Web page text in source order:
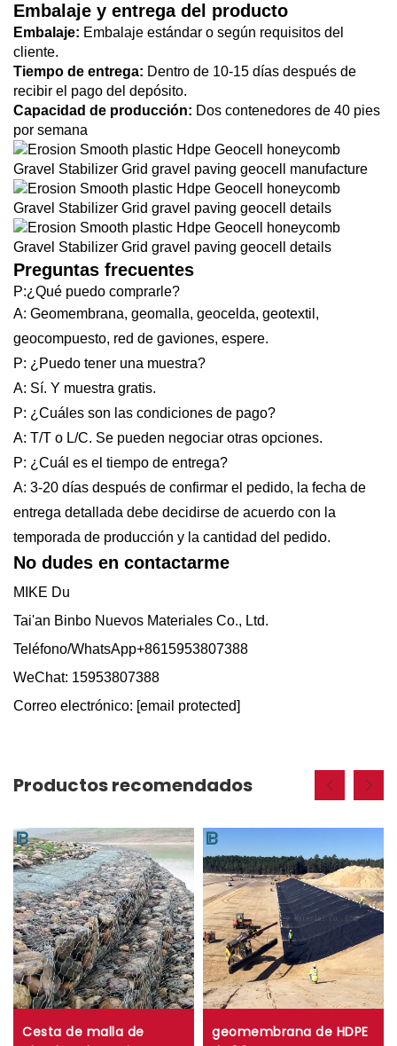
Embalaje y entrega del producto
Embalaje: Embalaje estándar o según requisitos del
cliente.
Tiempo de entrega: Dentro de 10-15 días después de
recibir el pago del depósito.
Capacidad de producción: Dos contenedores de 40 pies
por semana
Preguntas frecuentes
P:¿Qué puedo comprarle?
A: Geomembrana, geomalla, geocelda, geotextil,
geocompuesto, red de gaviones, espere.
P: ¿Puedo tener una muestra?
A: Sí. Y muestra gratis.
P: ¿Cuáles son las condiciones de pago?
A: T/T o L/C. Se pueden negociar otras opciones.
P: ¿Cuál es el tiempo de entrega?
A: 3-20 días después de confirmar el pedido, la fecha de
entrega detallada debe decidirse de acuerdo con la
temporada de producción y la cantidad del pedido.
No dudes en contactarme
MIKE Du
Tai'an Binbo Nuevos Materiales Co., Ltd.
Teléfono/WhatsApp+8615953807388
WeChat: 15953807388
Correo electrónico: [email protected]
Productos recomendados
Cesta de malla de
geomembrana de HDPE